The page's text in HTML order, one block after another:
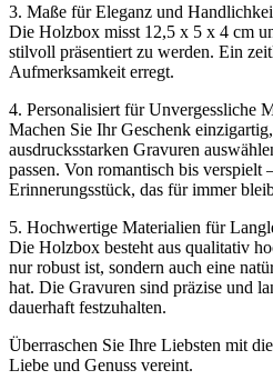
3. Maße für Eleganz und
Die Holzbox misst 12,5 x 5 x 4 cm
stilvoll präsentiert zu werden. Ein
Aufmerksamkeit erregt.
4. Personalisiert für Unvergessliche
Machen Sie Ihr Geschenk
ausdrucksstarken Gravuren
passen. Von romantisch bis
Erinnerungsstück, das für immer
5. Hochwertige Materialien für
Die Holzbox besteht aus qualitativ
nur robust ist, sondern auch eine
hat. Die Gravuren sind präzise und
dauerhaft festzuhalten.
Überraschen Sie Ihre Liebsten mit
Liebe und Genuss vereint.